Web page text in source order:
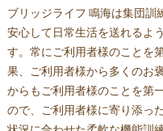
ブリッジライフ 鳴海は集団
安心して日常生活を送れるよ
す。常にご利用者様のことを
果、ご利用者様から多くのお
からもご利用者様のことを第
ので、ご利用者様に寄り添っ